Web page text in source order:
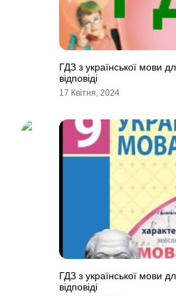
ГДЗ з української мови
відповіді
17 Квітня, 2024
ГДЗ з української мови
відповіді